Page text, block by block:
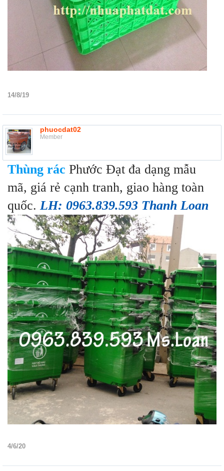
14/8/19
phuocdat02
Member
Thùng rác Phước Đạt đa dạng mẫu
mã, giá rẻ cạnh tranh, giao hàng toàn
quốc.LH: 0963.839.593 Thanh Loan
4/6/20